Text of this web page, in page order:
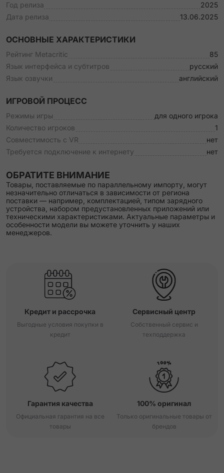
Год релиза
2025
Дата релиза
13.06.2025
ОСНОВНЫЕ ХАРАКТЕРИСТИКИ
Рейтинг Metacritic
85
Язык интерфейса и субтитров
русский
Язык озвучки
английский
ИГРОВОЙ ПРОЦЕСС
Режимы игры
для одного игрока
Количество игроков
1
Совместимость с VR
нет
Требуется подключение к интернету
нет
ОБРАТИТЕ ВНИМАНИЕ
Товары, поставляемые по параллельному импорту, могут
незначительно отличаться в зависимости от региона
поставки — например, комплектацией, типом зарядного
устройства, набором предустановленных приложений или
техническими характеристиками. Актуальные параметры и
особенности модели вы можете уточнить у наших
менеджеров.
Кредит и рассрочка
Выгодные условия покупки в
кредит
Сервисный центр
Собственный сервис и
техподдержка
Гарантия качества
Официальная гарантия на все
товары
100% оригинал
Только оригинальные товары от
брендов